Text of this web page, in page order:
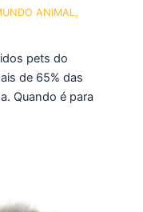
ANIMAL ,
pets do
de 65% das
Quando é para